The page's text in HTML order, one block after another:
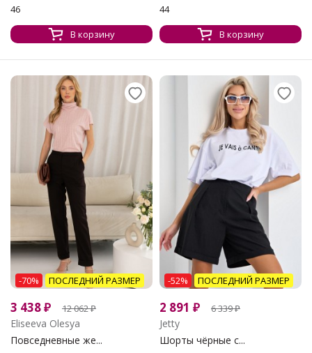
46
В корзину
44
В корзину
-70% ПОСЛЕДНИЙ РАЗМЕР
3 438₽ 12 062₽
Eliseeva Olesya
Повседневные же...
-52% ПОСЛЕДНИЙ РАЗМЕР
2 891 ₽ 6 339₽
Jetty
Шорты чёрные с...